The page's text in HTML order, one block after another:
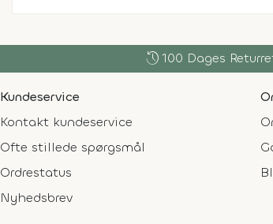
history 100 Dages
Kundeservice
Kontakt kundeservice
Ofte stillede spørgsmål
Ordrestatus
Nyhedsbrev